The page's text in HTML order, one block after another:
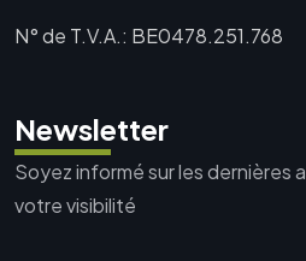
N° de T.V.A.: BE0478.251.768
Newsletter
Soyez informé sur les dernières
votre visibilité